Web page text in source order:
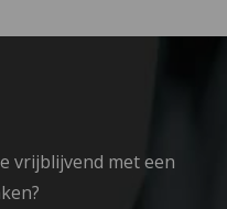
vrijblijvend met een